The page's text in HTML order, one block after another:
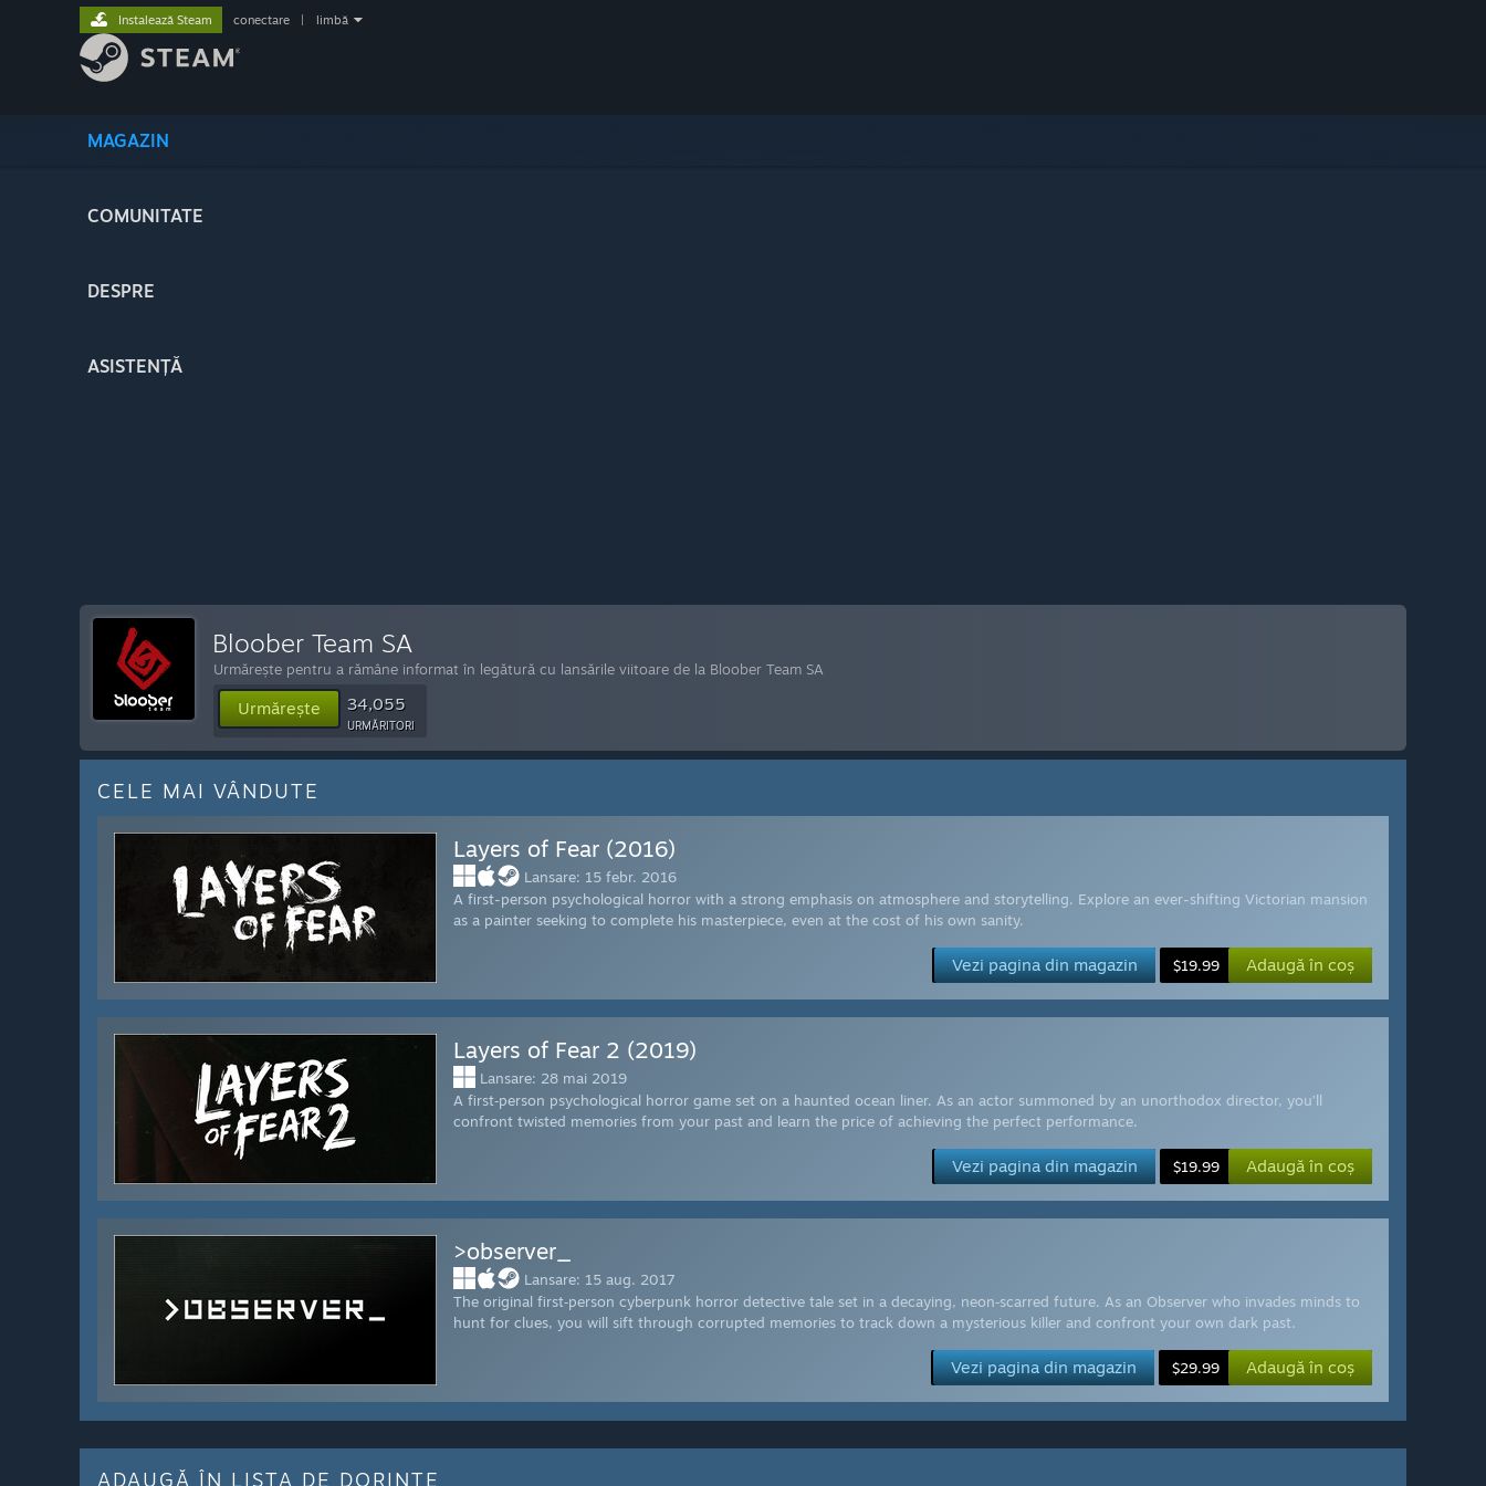
MAGAZIN
COMUNITATE
DESPRE
ASISTENȚĂ
Instalează Steam conectare limbă
Bloober Team SA
Urmărește pentru a rămâne informat în legătură cu lansările viitoare de la Bloober Team SA
Urmărește 34,055
URMĂRITORI
CELE MAI VÂNDUTE
Layers of Fear (2016)
Lansare: 15 febr. 2016
A first-person psychological horror with a strong emphasis on atmosphere and storytelling. Explore an ever-shifting Victorian mansion
as a painter seeking to complete his masterpiece, even at the cost of his own sanity.
Vezi pagina din magazin $19.99 Adaugă în coș
Layers of Fear 2 (2019)
Lansare: 28 mai 2019
A first‑person psychological horror game set on a haunted ocean liner. As an actor summoned by an unorthodox director, you’ll
confront twisted memories from your past and learn the price of achieving the perfect performance.
Vezi pagina din magazin $19.99 Adaugă în coș
>observer_
Lansare: 15 aug. 2017
The original first‑person cyberpunk horror detective tale set in a decaying, neon‑scarred future. As an Observer who invades minds to
hunt for clues, you will sift through corrupted memories to track down a mysterious killer and confront your own dark past.
Vezi pagina din magazin $29.99 Adaugă în coș
ADAUGĂ ÎN LISTA DE DORINȚE